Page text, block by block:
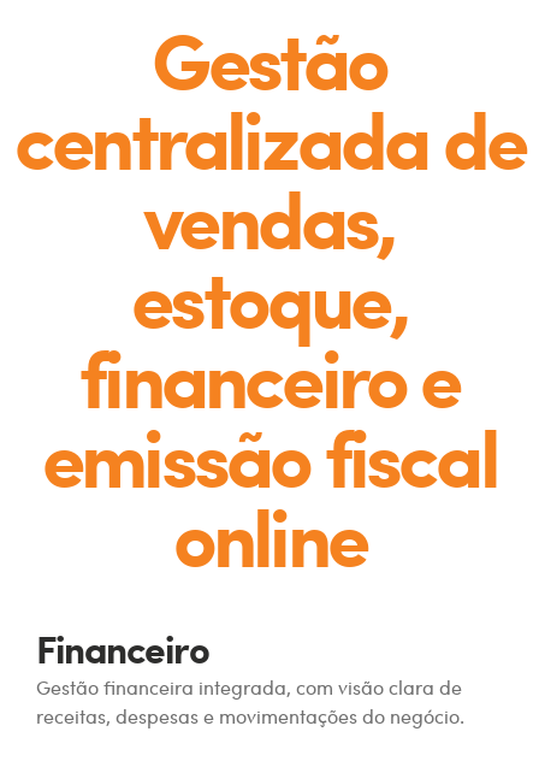
Gestão
centralizada de
vendas,
estoque,
financeiro e
emissão fiscal
online
Financeiro
Gestão financeira integrada, com visão clara de
receitas, despesas e movimentações do negócio.